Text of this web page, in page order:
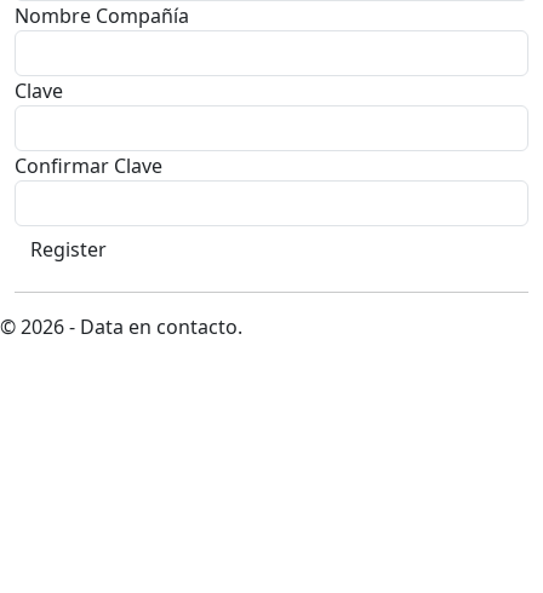
Nombre Compañía
Clave
Confirmar Clave
© 2026 - Data en contacto.